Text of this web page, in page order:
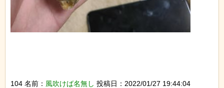
104 名前： 風吹けば名無し 投稿日：2022/01/27 19:44:04